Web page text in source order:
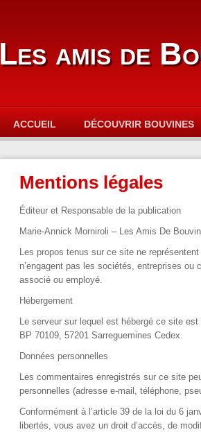
Les amis de
ACCUEIL DÉCOUVRIR BOUVINES
Mentions légales
Éditeur et Responsable de la publication
Marie-Annick Morniroli – Les Amis De
Les propos tenus sur ce site ne
n’engagent pas les sociétés, entreprises
associé ou employé.
Hébergement
Le serveur sur lequel est hébergé ce site
BP 70109, 57201 Sarreguemines Cedex.
Données personnelles
Les commentaires enregistrés sur ce site
personnelles (adresse e-mail, téléphone,
Conformément à l’article 39 de la loi du 6
libertés, vous avez un droit d’accès, de